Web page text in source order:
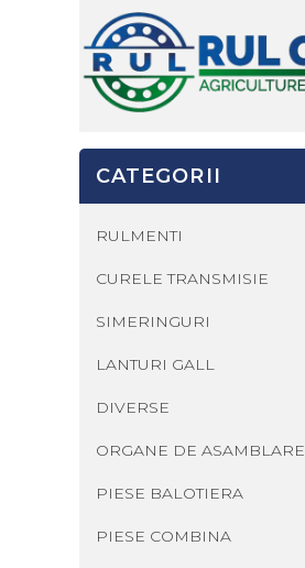
CATEGORII
RULMENTI
CURELE TRANSMISIE
SIMERINGURI
LANTURI GALL
DIVERSE
ORGANE DE ASAMBLARE
PIESE BALOTIERA
PIESE COMBINA